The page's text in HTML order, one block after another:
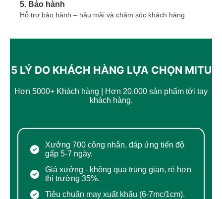
5. Bảo hành
Hỗ trợ bảo hành – hậu mãi và chăm sóc khách hàng
5 LÝ DO KHÁCH HÀNG LỰA CHỌN MITU
Hơn 5000+ Khách hàng | Hơn 20.000 sản phẩm tới tay
khách hàng.
Xưởng 700 công nhân, đáp ứng tiến độ
gấp 5-7 ngày.
Giá xưởng - không qua trung gian, rẻ hơn
thị trường 35%.
Tiêu chuẩn may xuất khẩu (6-7mc/1cm).